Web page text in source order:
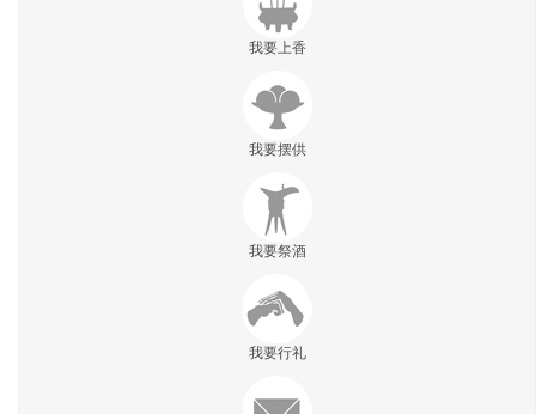
我要上香
我要摆供
我要祭酒
我要行礼